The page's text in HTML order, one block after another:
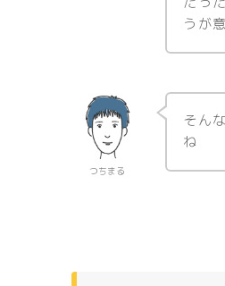
うが
つちまる
そん
ね